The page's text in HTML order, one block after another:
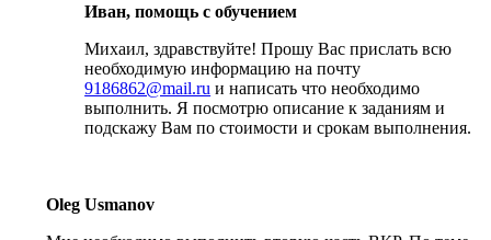
Иван, помощь с обучением
Михаил, здравствуйте! Прошу Вас прислать всю
необходимую информацию на почту
9186862@mail.ru и написать что необходимо
выполнить. Я посмотрю описание к заданиям и
подскажу Вам по стоимости и срокам выполнения.
Oleg Usmanov